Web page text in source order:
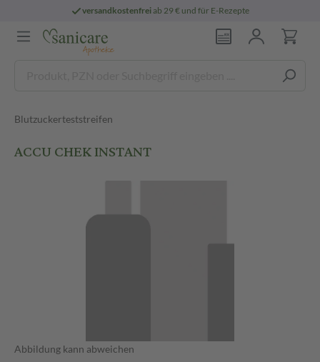
versandkostenfreiab 29 € und für E-Rezepte
Blutzuckerteststreifen
ACCU CHEK INSTANT
Abbildung kann abweichen